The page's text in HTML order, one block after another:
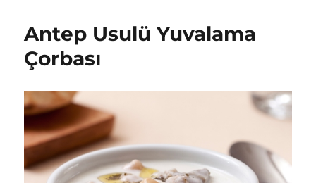
Antep Usulü Yuvalama
Çorbası